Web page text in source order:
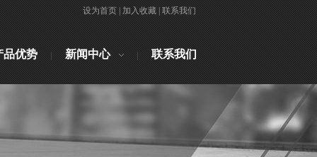
设为首页 加入收藏 联系我们
品优势 新闻中心 联系我们